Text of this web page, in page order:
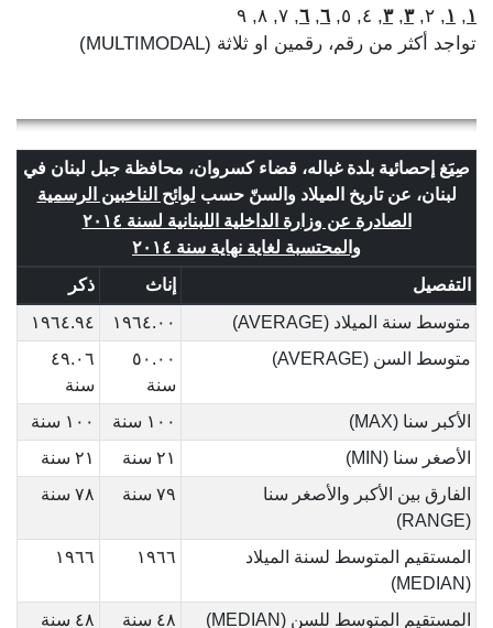
١, ١, ٢, ٣,٣, ٤, ٥, ٦, ٦, ٧, ٨, ٩
تواجد أكثر من رقم، رقمين او ثلاثة (MULTIMODAL)
صِيَغ إحصائية بلدة غباله، قضاء كسروان، محافظة جبل لبنان في
لبنان، عن تاريخ الميلاد والسنّ حسب لوائح الناخبين الرسمية
الصادرة عن وزارة الداخلية اللبنانية لسنة ٢٠١٤
والمحتسبة لغاية نهاية سنة ٢٠١٤
التفصيل
إناث
ذكر
متوسط سنة الميلاد (AVERAGE)
١٩٦٤.٠٠
١٩٦٤.٩٤
متوسط السن (AVERAGE)
٥٠.٠٠
سنة
٤٩.٠٦
سنة
الأكبر سنا (MAX)
١٠٠ سنة
١٠٠ سنة
الأصغر سنا (MIN)
٢١ سنة
٢١ سنة
الفارق بين الأكبر والأصغر سنا
(RANGE)
٧٩ سنة ٧٨ سنة
المستقيم المتوسط لسنة الميلاد
(MEDIAN)
١٩٦٦ ١٩٦٦
المستقيم المتوسط للسن (MEDIAN) ٤٨ سنة ٤٨ سنة